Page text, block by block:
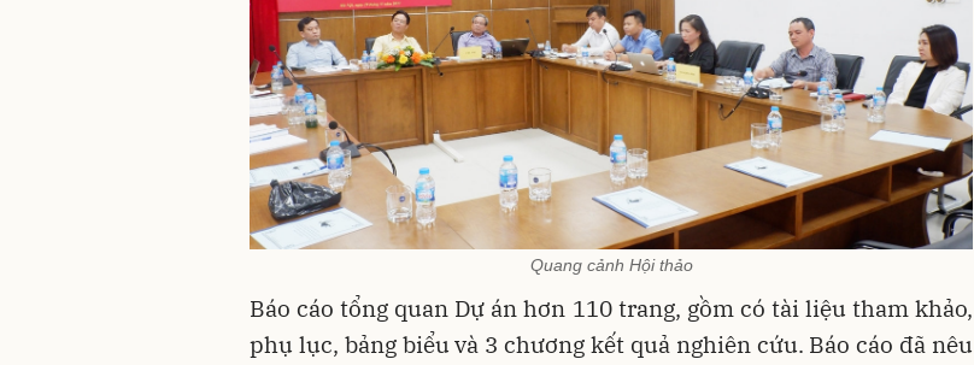
Quang cảnh Hội thảo
Báo cáo tổng quan Dự án hơn 110 trang, gồm có tài liệu tham khảo,
phụ lục, bảng biểu và 3 chương kết quả nghiên cứu. Báo cáo đã nêu